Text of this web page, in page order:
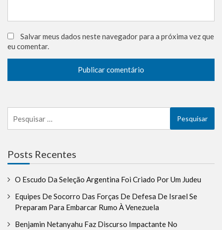
Salvar meus dados neste navegador para a próxima vez que
eu comentar.
por:
Posts Recentes
O Escudo Da Seleção Argentina Foi Criado Por Um Judeu
Equipes De Socorro Das Forças De Defesa De Israel Se
Preparam Para Embarcar Rumo À Venezuela
Benjamin Netanyahu Faz Discurso Impactante No